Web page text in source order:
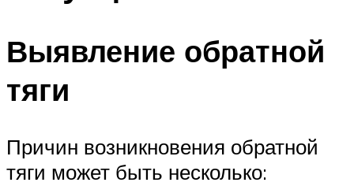
Выявление обратной
тяги
Причин возникновения обратной
тяги может быть несколько: